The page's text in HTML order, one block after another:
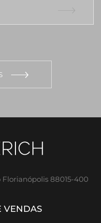
88015-400
VENDAS